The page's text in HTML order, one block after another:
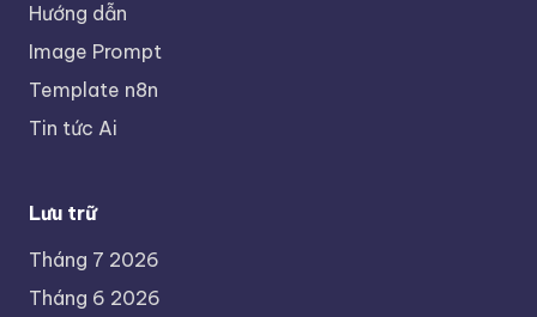
Hướng dẫn
Image Prompt
Template n8n
Tin tức Ai
Lưu trữ
Tháng 7 2026
Tháng 6 2026